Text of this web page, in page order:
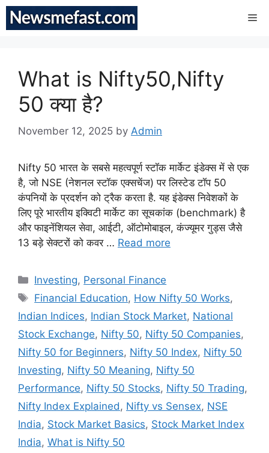
Skip
What is Nifty50,Nifty
50 क्या है?
November 12, 2025 by Admin
Nifty 50 भारत के सबसे महत्वपूर्ण स्टॉक मार्केट इंडेक्स में से एक
है, जो NSE (नेशनल स्टॉक एक्सचेंज) पर लिस्टेड टॉप 50
कंपनियों के प्रदर्शन को ट्रैक करता है. यह इंडेक्स निवेशकों के
लिए पूरे भारतीय इक्विटी मार्केट का सूचकांक (benchmark) है
और फाइनेंशियल सेवा, आईटी, ऑटोमोबाइल, कंज्यूमर गुड्स जैसे
13 बड़े सेक्टरों को कवर … Read more
Categories
Investing, Personal Finance
Tags
Financial Education, How Nifty 50 Works,
Indian Indices, Indian Stock Market, National
Stock Exchange, Nifty 50, Nifty 50 Companies,
Nifty 50 for Beginners, Nifty 50 Index, Nifty 50
Investing, Nifty 50 Meaning, Nifty 50
Performance, Nifty 50 Stocks, Nifty 50 Trading,
Nifty Index Explained , Nifty vs Sensex, NSE
India, Stock Market Basics, Stock Market Index
India, What is Nifty 50